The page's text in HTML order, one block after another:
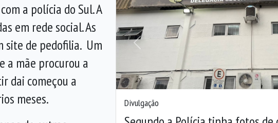
Divulgação
Anterior
a polícia do Sul. A
em rede social. As
site de pedofilia. Um
a mãe procurou a
dai começou a
meses.